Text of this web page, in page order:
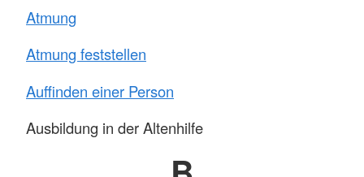
Atmung
Atmung feststellen
Auffinden einer Person
Ausbildung in der Altenhilfe